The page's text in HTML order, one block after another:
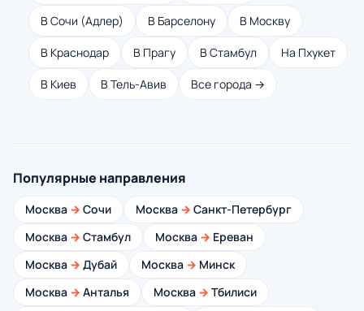
В Сочи (Адлер) В Барселону В Москву
В Краснодар В Прагу В Стамбул На Пхукет
В Киев В Тель-Авив Все города →
Популярные направления
Москва → Сочи Москва → Санкт-Петербург
Москва → Стамбул Москва → Ереван
Москва → Дубай Москва → Минск
Москва → Анталья Москва → Тбилиси